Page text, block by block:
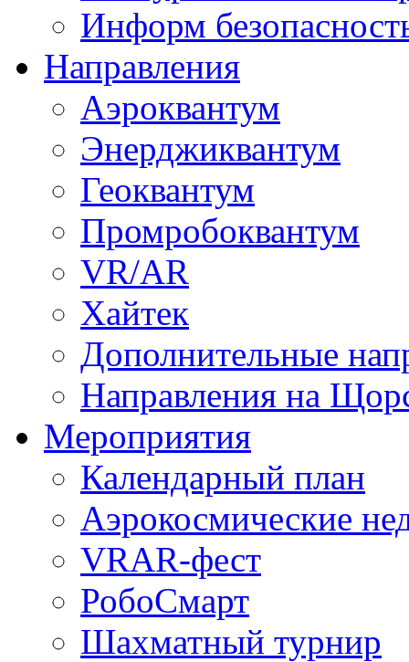
Информ
Направления
Аэроквантум
Энерджиквантум
Геоквантум
Промробоквантум
VR/AR
Хайтек
Дополнительные
Направления на
Мероприятия
Календарный план
Аэрокосмические
VRAR-фест
РобоСмарт
Шахматный турнир